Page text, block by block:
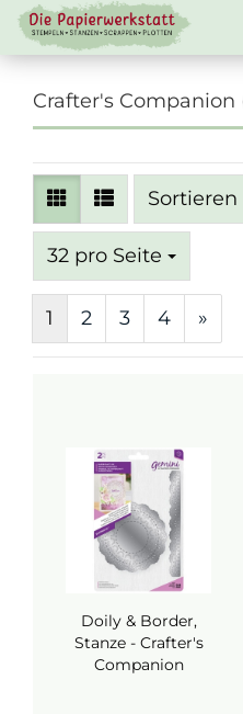
Crafter's Companion
Sortieren
Sortieren
32 pro Seite
pro Seite
1 2 3 4 »
Doily & Border,
Stanze - Crafter's
Companion